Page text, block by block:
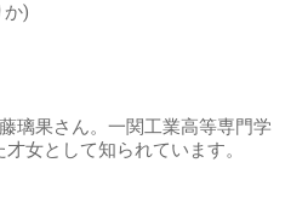
か)
璃果さん。一関工業高等専門学
女として知られています。